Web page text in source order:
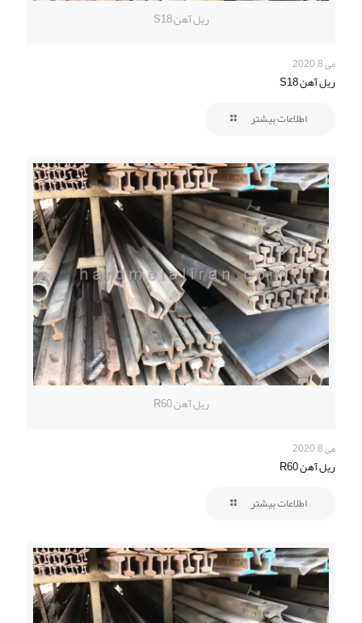
ریل آهن S18
می 8, 2020
ریل آهن S18
اطلاعات بیشتر
ریل آهن R60
می 8, 2020
ریل آهن R60
اطلاعات بیشتر